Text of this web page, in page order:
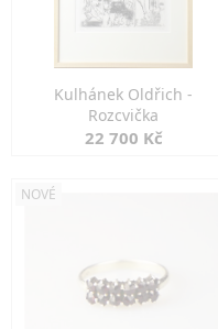
Kulhánek Oldřich -
Rozcvička
22 700 Kč
NOVÉ